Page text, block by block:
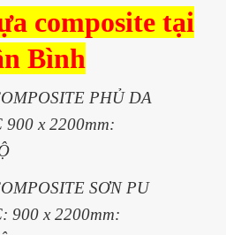
composite tại
Bình
PHỦ DA
x 2200mm:
SƠN PU
900 x 2200mm: